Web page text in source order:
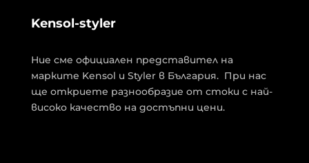
Kensol-styler
Ние сме официален представител на
марките Kensol и Styler в България. При нас
ще откриете разнообразие от стоки с най-
високо качество на достъпни цени.